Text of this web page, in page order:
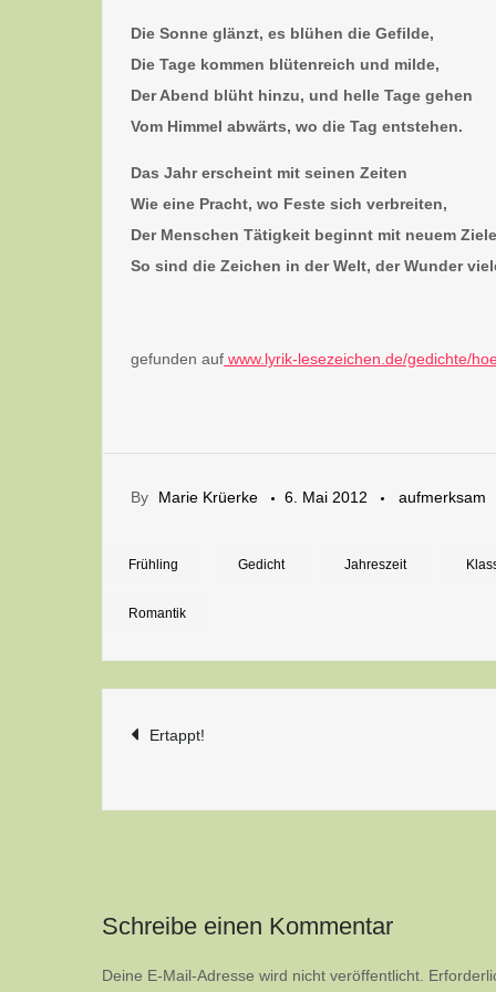
Die Sonne glänzt, es blühen die Gefilde,
Die Tage kommen blütenreich und milde,
Der Abend blüht hinzu, und helle Tage gehen
Vom Himmel abwärts, wo die Tag entstehen.
Das Jahr erscheint mit seinen Zeiten
Wie eine Pracht, wo Feste sich verbreiten,
Der Menschen Tätigkeit beginnt mit neuem
So sind die Zeichen in der Welt, der Wunder
gefunden auf www.lyrik-lesezeichen.de/gedichte/
By Marie Krüerke 6. Mai 2012 aufmerksam
Frühling Gedicht Jahreszeit
Romantik
Beitragsnavigation
Ertappt!
Schreibe einen Kommentar
Deine E-Mail-Adresse wird nicht veröffentlicht.